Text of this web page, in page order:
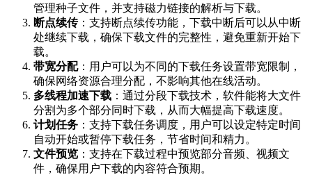
管理种子文件，并支持磁力链接的解析与下载。
断点续传：支持断点续传功能，下载中断后可以从中断
处继续下载，确保下载文件的完整性，避免重新开始下
载。
带宽分配：用户可以为不同的下载任务设置带宽限制，
确保网络资源合理分配，不影响其他在线活动。
多线程加速下载 ：通过分段下载技术，软件能将大文件
分割为多个部分同时下载，从而大幅提高下载速度。
计划任务 ：支持下载任务调度，用户可以设定特定时间
自动开始或暂停下载任务，节省时间和精力。
文件预览 ：支持在下载过程中预览部分音频、视频文
件，确保用户下载的内容符合预期。